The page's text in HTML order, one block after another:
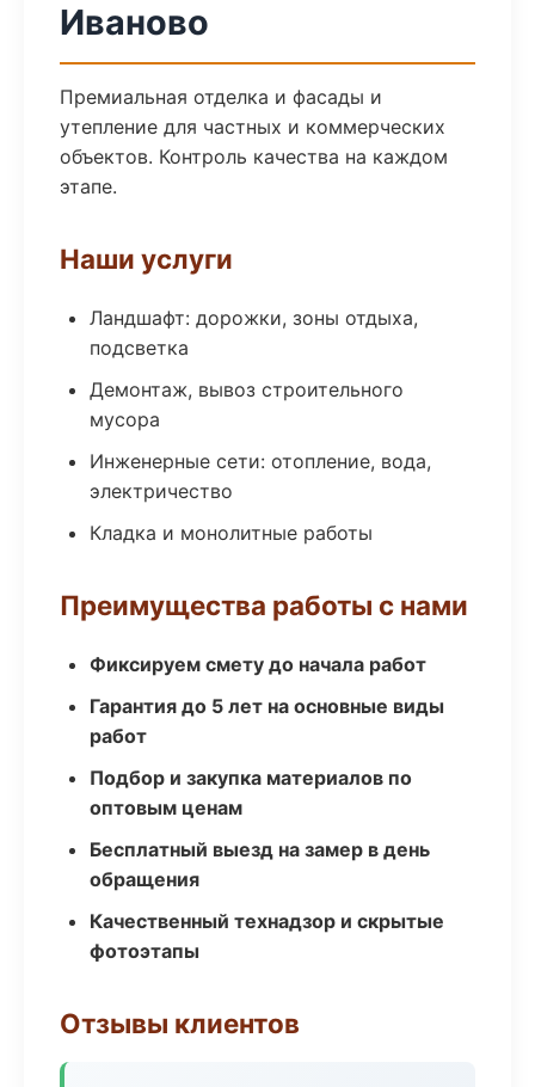
Иваново
Премиальная отделка и фасады и
утепление для частных и коммерческих
объектов. Контроль качества на каждом
этапе.
Наши услуги
Ландшафт: дорожки, зоны отдыха,
подсветка
Демонтаж, вывоз строительного
мусора
Инженерные сети: отопление, вода,
электричество
Кладка и монолитные работы
Преимущества работы с нами
Фиксируем смету до начала работ
Гарантия до 5 лет на основные виды
работ
Подбор и закупка материалов по
оптовым ценам
Бесплатный выезд на замер в день
обращения
Качественный технадзор и скрытые
фотоэтапы
Отзывы клиентов